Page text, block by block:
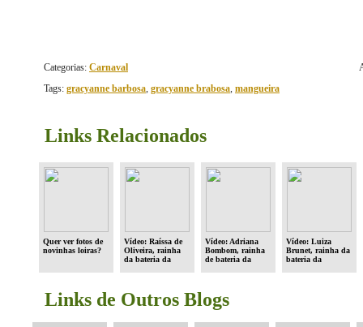
Categorias: Carnaval
Tags: gracyanne barbosa, gracyanne brabosa, mangueira
Links Relacionados
Quer ver fotos de
novinhas loiras?
Vídeo: Raíssa de
Oliveira, rainha
da bateria da
Vídeo: Adriana
Bombom, rainha
de bateria da
Vídeo: Luiza
Brunet, rainha da
bateria da
Links de Outros Blogs